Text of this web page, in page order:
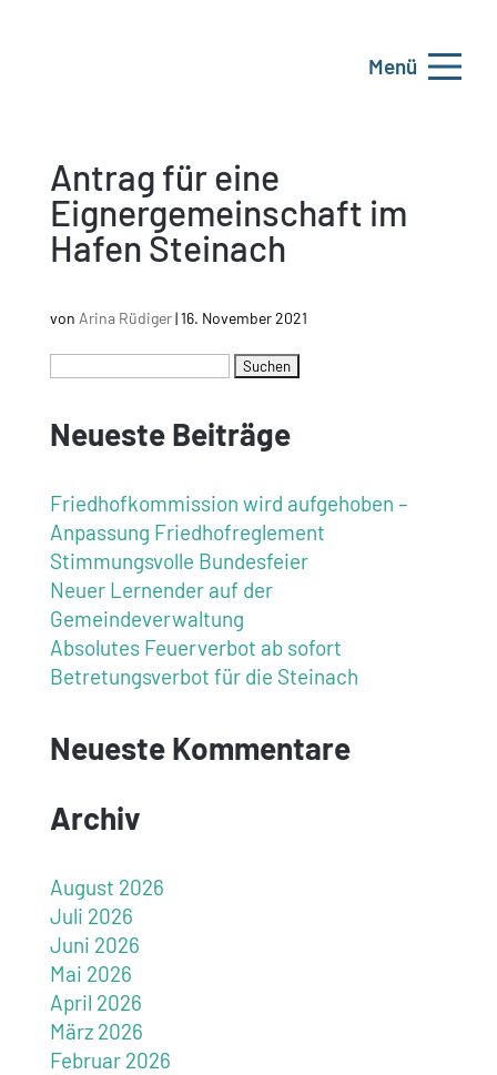
Menü
Antrag für eine
Eignergemeinschaft im
Hafen Steinach
von Arina Rüdiger|16. November 2021
Neueste Beiträge
Friedhofkommission wird aufgehoben –
Anpassung Friedhofreglement
Stimmungsvolle Bundesfeier
Neuer Lernender auf der
Gemeindeverwaltung
Absolutes Feuerverbot ab sofort
Betretungsverbot für die Steinach
Neueste Kommentare
Archiv
August 2026
Juli 2026
Juni 2026
Mai 2026
April 2026
März 2026
Februar 2026